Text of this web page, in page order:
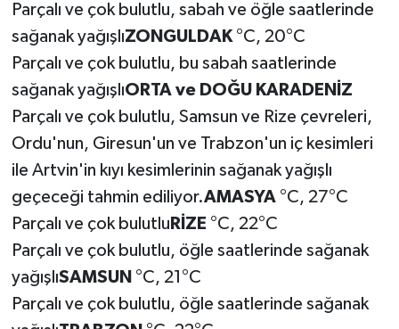
Parçalı ve çok bulutlu, sabah ve öğle saatlerinde
sağanak yağışlıZONGULDAK °C, 20°C
Parçalı ve çok bulutlu, bu sabah saatlerinde
sağanak yağışlıORTA ve DOĞU KARADENİZ
Parçalı ve çok bulutlu, Samsun ve Rize çevreleri,
Ordu'nun, Giresun'un ve Trabzon'un iç kesimleri
ile Artvin'in kıyı kesimlerinin sağanak yağışlı
geçeceği tahmin ediliyor.AMASYA °C, 27°C
Parçalı ve çok bulutlu RİZE °C, 22°C
Parçalı ve çok bulutlu, öğle saatlerinde sağanak
yağışlıSAMSUN °C, 21°C
Parçalı ve çok bulutlu, öğle saatlerinde sağanak